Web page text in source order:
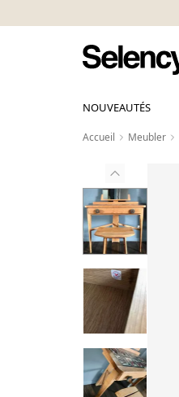
NOUVEAUTÉS
Accueil Meubler